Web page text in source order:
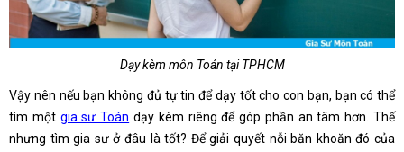
Dạy kèm môn Toán tại TPHCM
Vậy nên nếu bạn không đủ tự tin để dạy tốt cho con bạn, bạn có thể
tìm một gia sư Toán dạy kèm riêng để góp phần an tâm hơn. Thế
nhưng tìm gia sư ở đâu là tốt? Để giải quyết nỗi băn khoăn đó của